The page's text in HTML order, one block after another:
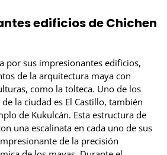
edificios de Chichen
por sus impresionantes edificios,
de la arquitectura maya con
como la tolteca. Uno de los
la ciudad es El Castillo, también
de Kukulcán. Esta estructura de
una escalinata en cada uno de sus
de la precisión